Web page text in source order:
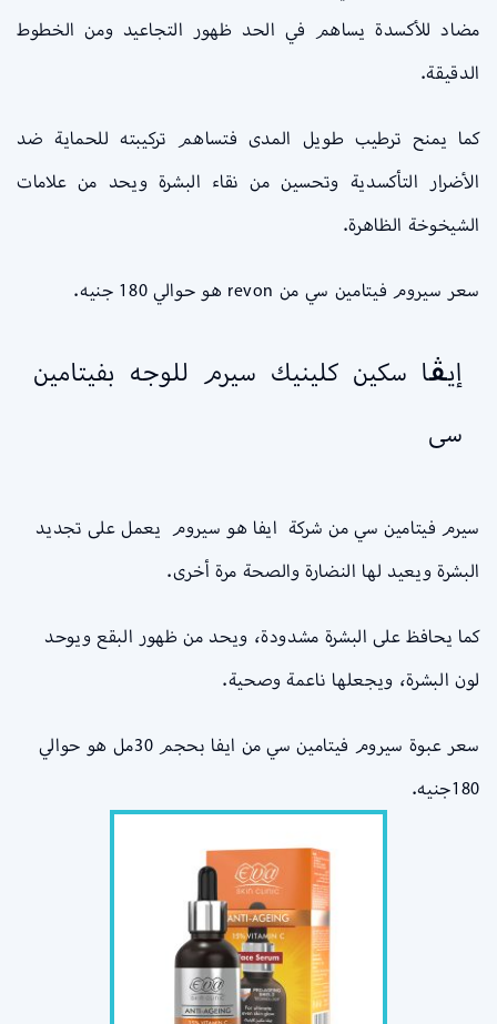
مضاد للأكسدة يساهم في الحد ظهور التجاعيد ومن الخطوط
الدقيقة.
كما يمنح ترطيب طويل المدى فتساهم تركيبته للحماية ضد
الأضرار التأكسدية وتحسين من نقاء البشرة ويحد من علامات
الشيخوخة الظاهرة.
سعر سيروم فيتامين سي من revon هو حوالي 180 جنيه.
إيڤا سكين كلينيك سيرم للوجه بفيتامين
سى
سيرم فيتامين سي من شركة ايفا هو سيروم يعمل على تجديد
البشرة ويعيد لها النضارة والصحة مرة أخرى.
كما يحافظ على البشرة مشدودة، ويحد من ظهور البقع ويوحد
لون البشرة، ويجعلها ناعمة وصحية.
سعر عبوة سيروم فيتامين سي من ايفا بحجم 30مل هو حوالي
180جنيه.